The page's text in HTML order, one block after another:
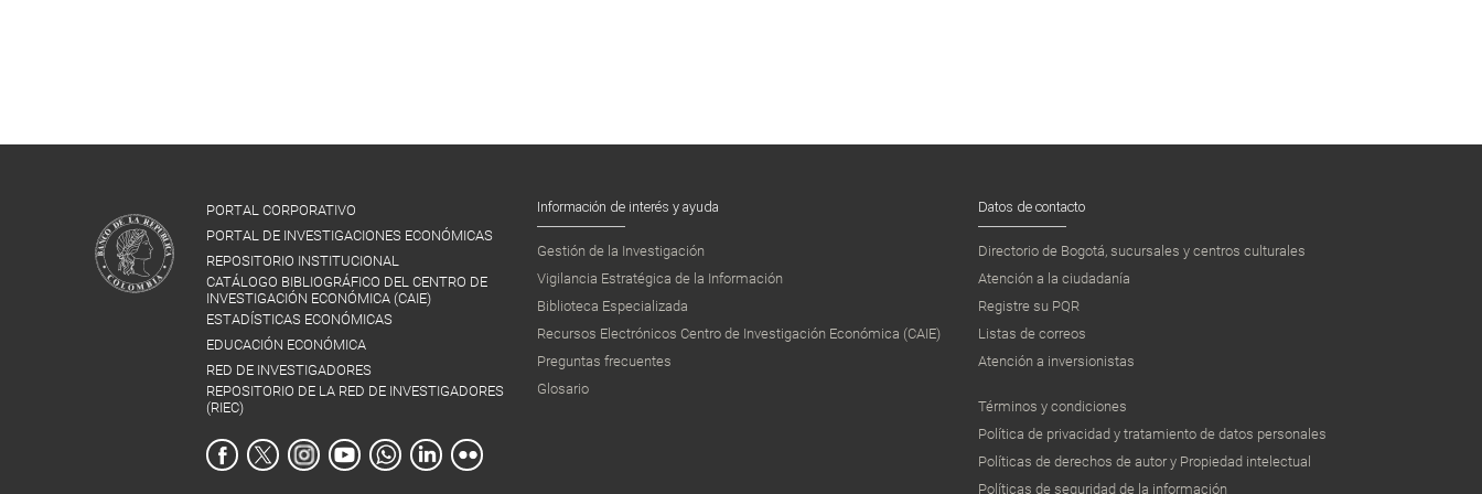
PORTAL CORPORATIVO
PORTAL DE INVESTIGACIONES ECONÓMICAS
REPOSITORIO INSTITUCIONAL
CATÁLOGO BIBLIOGRÁFICO DEL CENTRO DE
INVESTIGACIÓN ECONÓMICA (CAIE)
ESTADÍSTICAS ECONÓMICAS
EDUCACIÓN ECONÓMICA
RED DE INVESTIGADORES
REPOSITORIO DE LA RED DE INVESTIGADORES
(RIEC)
Información de interés y ayuda
Gestión de la Investigación
Vigilancia Estratégica de la Información
Biblioteca Especializada
Recursos Electrónicos Centro de Investigación Económica (CAIE)
Preguntas frecuentes
Glosario
Datos de contacto
Directorio de Bogotá, sucursales y centros culturales
Atención a la ciudadanía
Registre su PQR
Listas de correos
Atención a inversionistas
Términos y condiciones
Política de privacidad y tratamiento de datos personales
Políticas de derechos de autor y Propiedad intelectual
Políticas de seguridad de la información